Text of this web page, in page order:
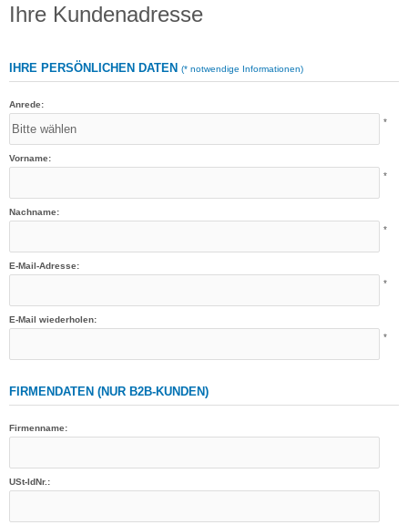
Ihre Kundenadresse
IHRE PERSÖNLICHEN DATEN (* notwendige Informationen)
Anrede:
*
Vorname:
*
Nachname:
*
E-Mail-Adresse:
*
E-Mail wiederholen:
*
FIRMENDATEN (NUR B2B-KUNDEN)
Firmenname:
USt-IdNr.: